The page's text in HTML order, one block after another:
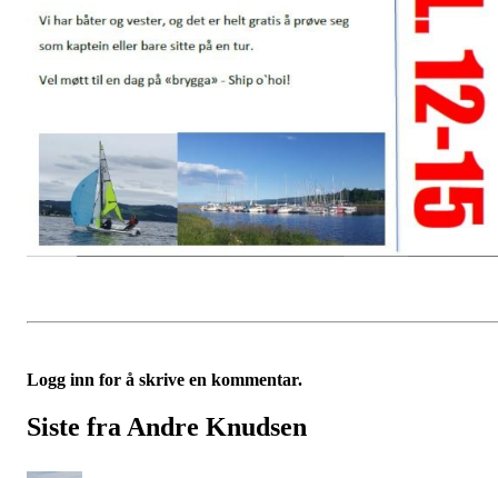
Logg inn for å skrive en kommentar.
Siste fra Andre Knudsen